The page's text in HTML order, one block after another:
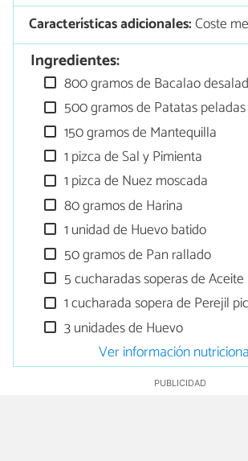
Características adicionales:Coste
Ingredientes:
800 gramos de Bacalao
500 gramos de Patatas peladas
150 gramos de Mantequilla
1 pizca de Sal y Pimienta
1 pizca de Nuez moscada
80 gramos de Harina
1 unidad de Huevo batido
50 gramos de Pan rallado
5 cucharadas soperas de Aceite
1 cucharada sopera de Perejil
3 unidades de Huevo
Ver información